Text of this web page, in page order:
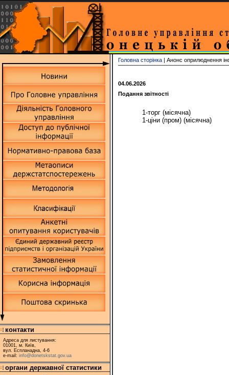
контакти
Адреса для листування:
01001, м. Київ,
вул. Еспланадна, 4-6
e-mail: info@donetskstat.gov.ua
органи державної статистики
Головна сторінка | Анонс оприлюднення
04.06.2026
Подання звітності
1-торг (місячна)
1-ціни (пром) (місячна)